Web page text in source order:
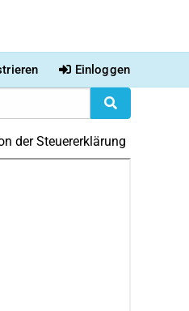
Einloggen
der Steuererklärung